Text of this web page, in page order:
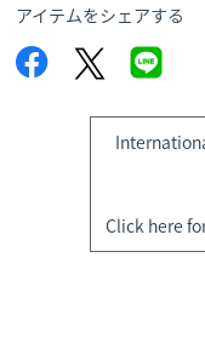
アイテムをシェアする
Click here